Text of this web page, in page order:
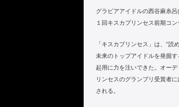
グラビアアイドルの西谷麻糸
１回キスカプリンセス前期コ
「キスカプリンセス」は、“
未来のトップアイドルを発掘
起用に力を注いできた。オー
リンセスのグランプリ受賞者
される。